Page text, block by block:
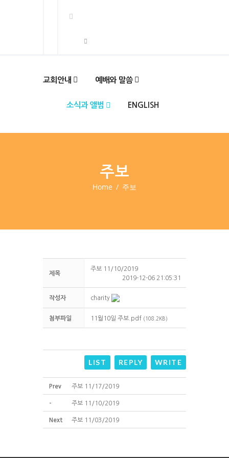
교회안내 예배와 말씀
소식과 앨범 ENGLISH
주보
Home 주보
제목
주보 11/10/2019
2019-12-06 21:05:31
작성자 charity
첨부파일 11월10일 주보.pdf (108.2KB)
LIST REPLY WRITE
Prev 주보 11/17/2019
- 주보 11/10/2019
Next 주보 11/03/2019